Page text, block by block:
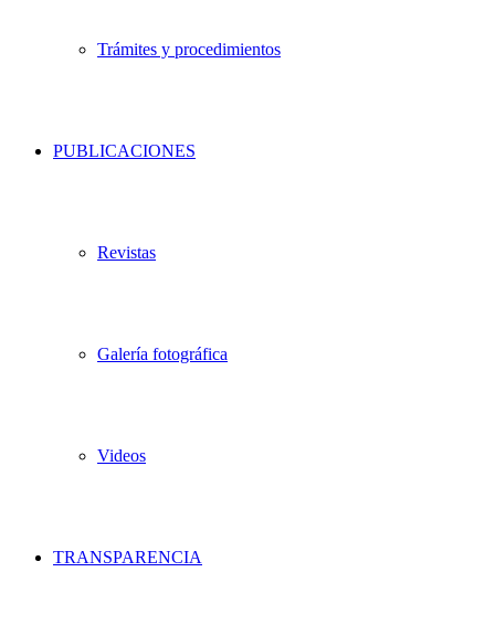
Trámites y procedimientos
PUBLICACIONES
Revistas
Galería fotográfica
Videos
TRANSPARENCIA